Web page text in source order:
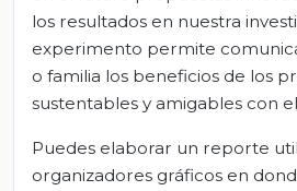
los resultados en nuestra
experimento permite
o familia los beneficios de los
sustentables y amigables con
Puedes elaborar un reporte
organizadores gráficos en